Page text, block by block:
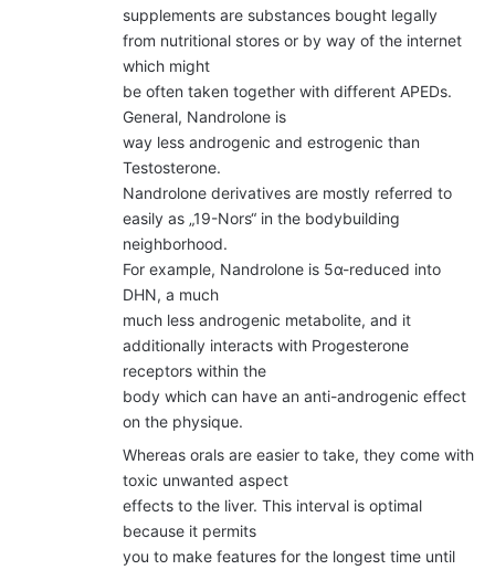
supplements are substances bought legally
from nutritional stores or by way of the internet
which might
be often taken together with different APEDs.
General, Nandrolone is
way less androgenic and estrogenic than
Testosterone.
Nandrolone derivatives are mostly referred to
easily as „19-Nors“ in the bodybuilding
neighborhood.
For example, Nandrolone is 5α-reduced into
DHN, a much
much less androgenic metabolite, and it
additionally interacts with Progesterone
receptors within the
body which can have an anti-androgenic effect
on the physique.
Whereas orals are easier to take, they come with
toxic unwanted aspect
effects to the liver. This interval is optimal
because it permits
you to make features for the longest time until